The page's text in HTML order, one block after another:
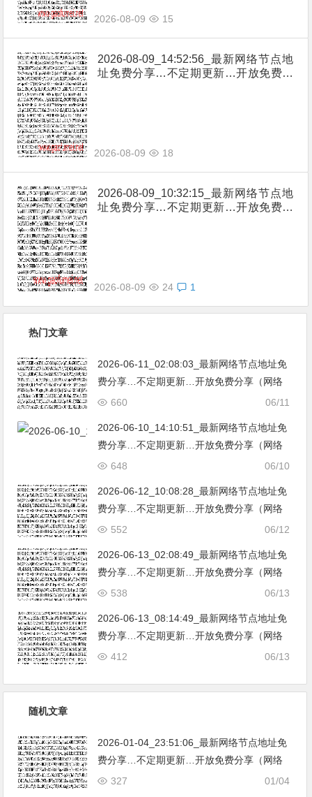
2026-08-09 15
2026-08-09_14:52:56_最新网络节点地
址免费分享…不定期更新…开放免费分
2026-08-09 18
2026-08-09_10:32:15_最新网络节点地
址免费分享…不定期更新…开放免费分
2026-08-09 24 1
热门文章
2026-06-11_02:08:03_最新网络节点地址免
费分享…不定期更新…开放免费分享（网络
免费节点香港|日本|韩国|新加坡|台湾|马来西
06/11
660
2026-06-10_14:10:51_最新网络节点地址免
费分享…不定期更新…开放免费分享（网络
免费节点香港|日本|韩国|新加坡|台湾|马来西
06/10
648
2026-06-12_10:08:28_最新网络节点地址免
费分享…不定期更新…开放免费分享（网络
免费节点香港|日本|韩国|新加坡|台湾|马来西
06/12
552
2026-06-13_02:08:49_最新网络节点地址免
费分享…不定期更新…开放免费分享（网络
免费节点香港|日本|韩国|新加坡|台湾|马来西
06/13
538
2026-06-13_08:14:49_最新网络节点地址免
费分享…不定期更新…开放免费分享（网络
免费节点香港|日本|韩国|新加坡|台湾|马来西
06/13
412
随机文章
2026-01-04_23:51:06_最新网络节点地址免
费分享…不定期更新…开放免费分享（网络
免费节点香港|日本|韩国|新加坡|台湾|马来西
01/04
327